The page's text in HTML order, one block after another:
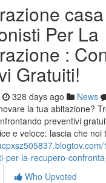
casa
Per La
:
Gratuiti!
328 days ago News
la tua abitazione?
preventivi
e veloce: lascia che
per-la-recupero-
Who Upvoted